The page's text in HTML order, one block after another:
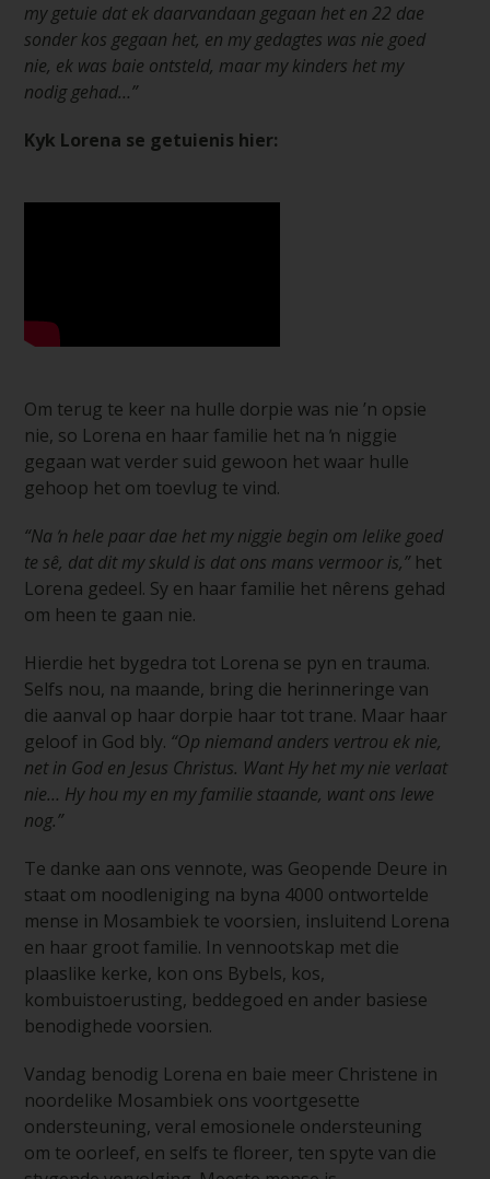
my getuie dat ek daarvandaan gegaan het en 22 dae
sonder kos gegaan het, en my gedagtes was nie goed
nie, ek was baie ontsteld, maar my kinders het my
nodig gehad…”
Kyk Lorena se getuienis hier:
Om terug te keer na hulle dorpie was nie ’n opsie
nie, so Lorena en haar familie het na ŉ niggie
gegaan wat verder suid gewoon het waar hulle
gehoop het om toevlug te vind.
“Na ŉ hele paar dae het my niggie begin om lelike goed
te sê, dat dit my skuld is dat ons mans vermoor is,” het
Lorena gedeel. Sy en haar familie het nêrens gehad
om heen te gaan nie.
Hierdie het bygedra tot Lorena se pyn en trauma.
Selfs nou, na maande, bring die herinneringe van
die aanval op haar dorpie haar tot trane. Maar haar
geloof in God bly. “Op niemand anders vertrou ek nie,
net in God en Jesus Christus. Want Hy het my nie verlaat
nie… Hy hou my en my familie staande, want ons lewe
nog.”
Te danke aan ons vennote, was Geopende Deure in
staat om noodleniging na byna 4000 ontwortelde
mense in Mosambiek te voorsien, insluitend Lorena
en haar groot familie. In vennootskap met die
plaaslike kerke, kon ons Bybels, kos,
kombuistoerusting, beddegoed en ander basiese
benodighede voorsien.
Vandag benodig Lorena en baie meer Christene in
noordelike Mosambiek ons voortgesette
ondersteuning, veral emosionele ondersteuning
om te oorleef, en selfs te floreer, ten spyte van die